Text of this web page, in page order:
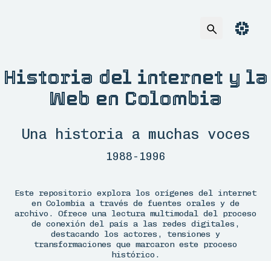
8
Historia del internet y la
Web en Colombia
Una historia a muchas voces
1988-1996
Este repositorio explora los orígenes del internet
en Colombia a través de fuentes orales y de
archivo. Ofrece una lectura multimodal del proceso
de conexión del país a las redes digitales,
destacando los actores, tensiones y
transformaciones que marcaron este proceso
histórico.